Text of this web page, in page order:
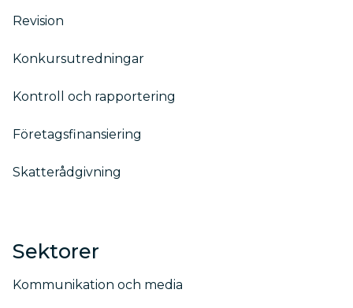
Revision
Konkursutredningar
Kontroll och rapportering
Företagsfinansiering
Skatterådgivning
Sektorer
Kommunikation och media